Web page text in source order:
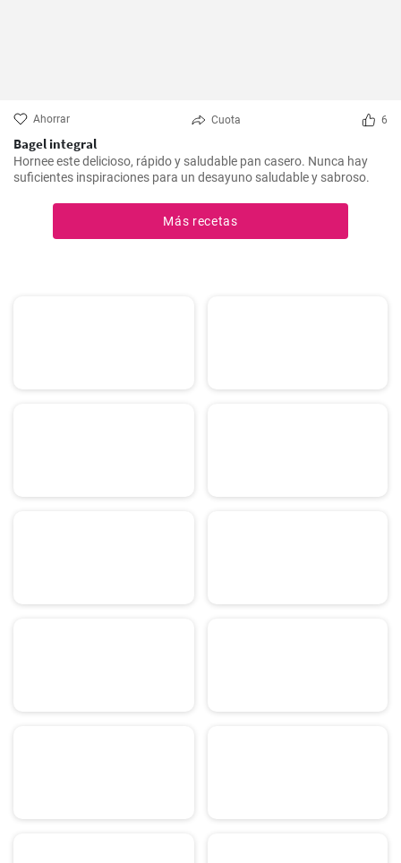
Ahorrar Cuota 6
Bagel integral
Hornee este delicioso, rápido y saludable pan casero. Nunca hay
suficientes inspiraciones para un desayuno saludable y sabroso.
Más recetas